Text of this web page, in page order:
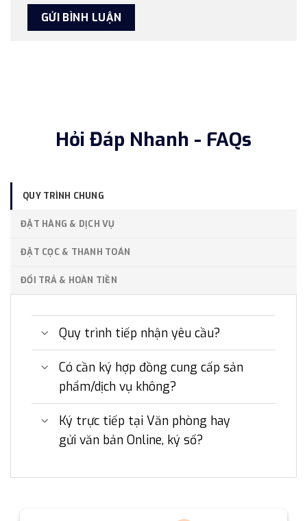
Hỏi Đáp Nhanh - FAQs
QUY TRÌNH CHUNG
ĐẶT HÀNG & DỊCH VỤ
ĐẶT CỌC & THANH TOÁN
ĐỔI TRẢ & HOÀN TIỀN
Quy trình tiếp nhận yêu cầu?
Có cần ký hợp đồng cung cấp sản
phẩm/dịch vụ không?
Ký trực tiếp tại Văn phòng hay
gửi văn bản Online, ký số?